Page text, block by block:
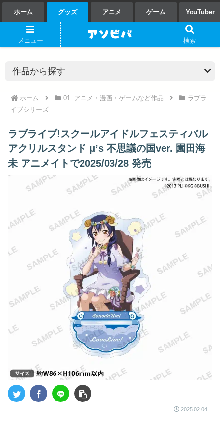
ホーム グッズ アニメ ゲーム YouTuber
ホーム 01. アニメ・漫画・ゲームなど作品
ラブラ
イブシリーズ
ラブライブ!スクールアイドルフェスティバル
アクリルスタンド μ’s 不思議の国ver. 園田海
未 アニメイトで2025/03/28 発売
2025.02.04
メニュー 検索